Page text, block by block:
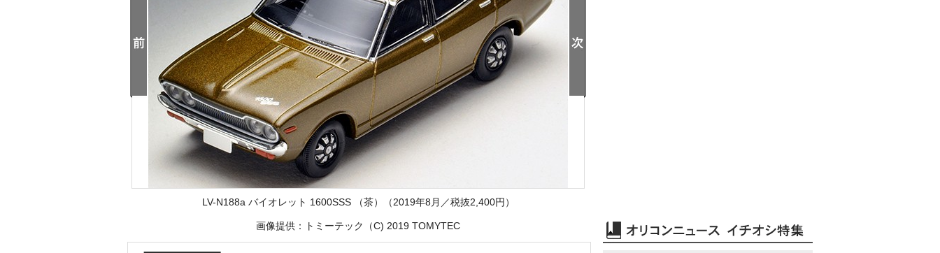
LV-N188a バイオレット 1600SSS （茶）（2019年8月／税抜2,400円）
画像提供：トミーテック（C) 2019 TOMYTEC